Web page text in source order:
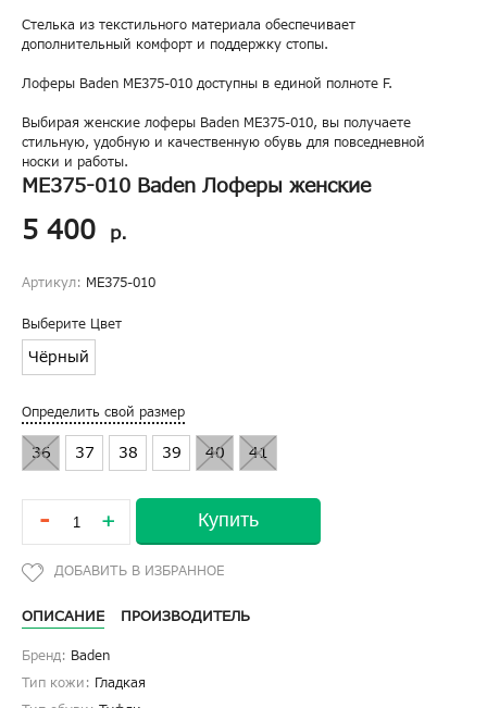
Стелька из текстильного материала обеспечивает
дополнительный комфорт и поддержку стопы.
Лоферы Baden ME375-010 доступны в единой полноте F.
Выбирая женские лоферы Baden ME375-010, вы получаете
стильную, удобную и качественную обувь для повседневной
носки и работы.
ME375-010 Baden Лоферы женские
5 400 р.
Артикул: ME375-010
Выберите Цвет
Чёрный
Определить свой размер
36 37 38 39 40 41
- + Купить
ОПИСАНИЕ ПРОИЗВОДИТЕЛЬ
Бренд: Baden
Тип кожи: Гладкая